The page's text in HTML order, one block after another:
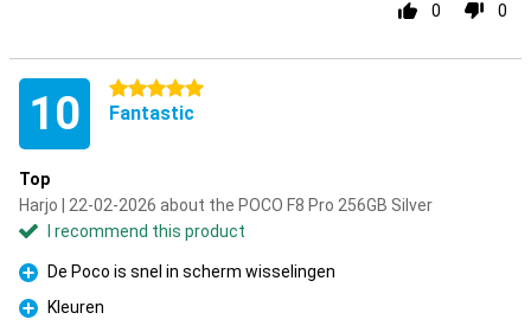
0 0
10 5 stars
Fantastic
Top
Harjo | 22-02-2026 about the POCO F8 Pro 256GB Silver
I recommend this product
Pro
De Poco is snel in scherm wisselingen
Pro
Kleuren